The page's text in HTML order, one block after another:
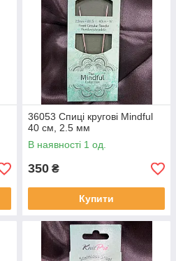
36053 Спиці кругові Mindful
40 см, 2.5 мм
В наявності 1 од.
350 ₴
Купити